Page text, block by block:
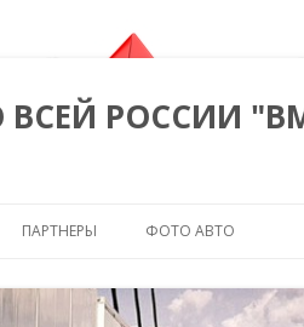
ВСЕЙ РОССИИ
ПАРТНЕРЫ ФОТО АВТО